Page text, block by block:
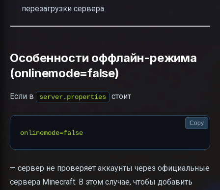
перезагрузки сервера.
Особенности оффлайн-режима
(onlinemode=false)
Если в server.properties стоит
Copy
— сервер не проверяет аккаунты через официальные
сервера Minecraft. В этом случае, чтобы добавить